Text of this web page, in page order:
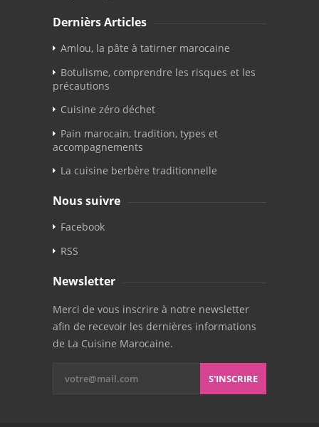
Dernièrs Articles
Amlou, la pâte à tatirner marocaine
Botulisme, comprendre les risques et les
précautions
Cuisine zéro déchet
Pain marocain, tradition, types et
accompagnements
La cuisine berbère traditionnelle
Nous suivre
Facebook
RSS
Newsletter
Merci de vous inscrire à notre newsletter
afin de recevoir les dernières informations
de La Cuisine Marocaine.
S'INSCRIRE